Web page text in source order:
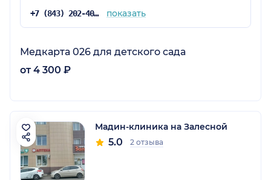
+7 (843) 202-40-11 показать
Медкарта 026 для детского сада
от 4 300 ₽
Мадин-клиника на Залесной
5.0 2 отзыва